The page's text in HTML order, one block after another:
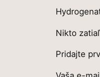
Nikto
Pridajte